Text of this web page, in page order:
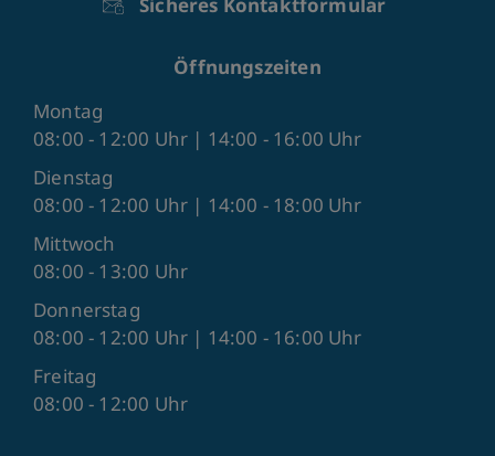
Öffnungszeiten
Montag
08:00 - 12:00 Uhr | 14:00 - 16:00 Uhr
Dienstag
08:00 - 12:00 Uhr | 14:00 - 18:00 Uhr
Mittwoch
08:00 - 13:00 Uhr
Donnerstag
08:00 - 12:00 Uhr | 14:00 - 16:00 Uhr
Freitag
08:00 - 12:00 Uhr